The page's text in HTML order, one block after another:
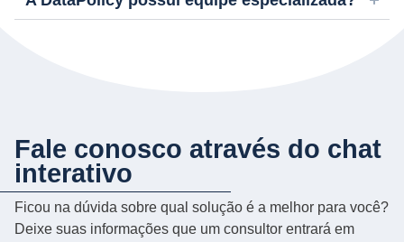
Fale conosco através do chat
interativo
Ficou na dúvida sobre qual solução é a melhor para você?
Deixe suas informações que um consultor entrará em